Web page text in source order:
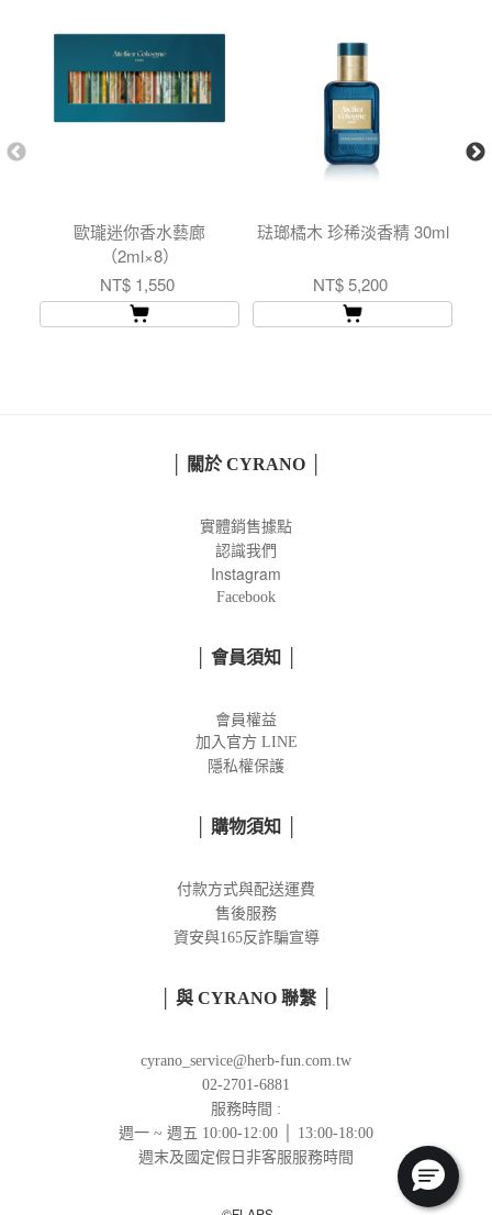
歐瓏迷你香水藝廊
（2ml×8）
NT$ 1,550
琺瑯橘木 珍稀淡香精 30ml
NT$ 5,200
│ 關於 CYRANO │
實體銷售據點
認識我們
Instagram
Facebook
│ 會員須知 │
會員權益
加入官方 LINE
隱私權保護
│ 購物須知 │
付款方式與配送運費
售後服務
資安與165反詐騙宣導
│ 與 CYRANO 聯繫 │
cyrano_service@herb-fun.com.tw
02-2701-6881
服務時間 :
週一 ~ 週五 10:00-12:00 │ 13:00-18:00
週末及國定假日非客服服務時間